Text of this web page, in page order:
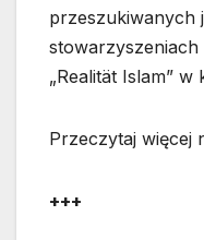
przeszukiwanych
stowarzyszeniach
„Realität Islam”
Przeczytaj więcej
+++